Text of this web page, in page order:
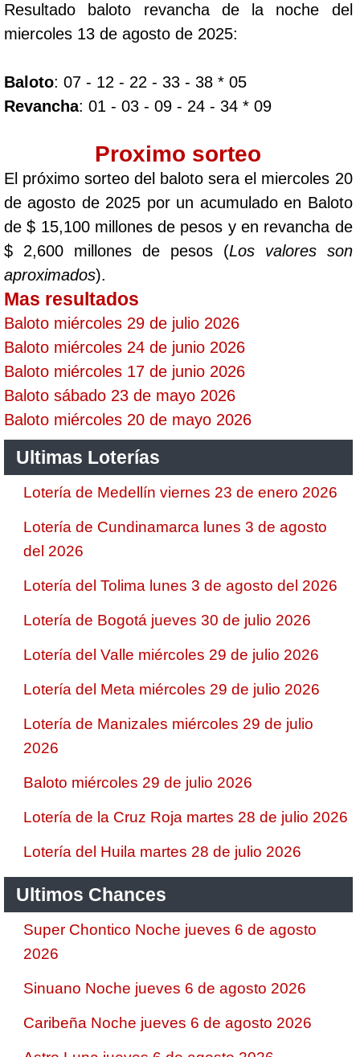
Resultado baloto revancha de la noche del
miercoles 13 de agosto de 2025:
Baloto: 07 - 12 - 22 - 33 - 38 * 05
Revancha: 01 - 03 - 09 - 24 - 34 * 09
Proximo sorteo
El próximo sorteo del baloto sera el miercoles 20
de agosto de 2025 por un acumulado en Baloto
de $ 15,100 millones de pesos y en revancha de
$ 2,600 millones de pesos (Los valores son
aproximados).
Mas resultados
Baloto miércoles 29 de julio 2026
Baloto miércoles 24 de junio 2026
Baloto miércoles 17 de junio 2026
Baloto sábado 23 de mayo 2026
Baloto miércoles 20 de mayo 2026
Ultimas Loterías
Lotería de Medellín viernes 23 de enero 2026
Lotería de Cundinamarca lunes 3 de agosto
del 2026
Lotería del Tolima lunes 3 de agosto del 2026
Lotería de Bogotá jueves 30 de julio 2026
Lotería del Valle miércoles 29 de julio 2026
Lotería del Meta miércoles 29 de julio 2026
Lotería de Manizales miércoles 29 de julio
2026
Baloto miércoles 29 de julio 2026
Lotería de la Cruz Roja martes 28 de julio 2026
Lotería del Huila martes 28 de julio 2026
Ultimos Chances
Super Chontico Noche jueves 6 de agosto
2026
Sinuano Noche jueves 6 de agosto 2026
Caribeña Noche jueves 6 de agosto 2026